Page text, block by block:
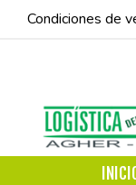
Condiciones de